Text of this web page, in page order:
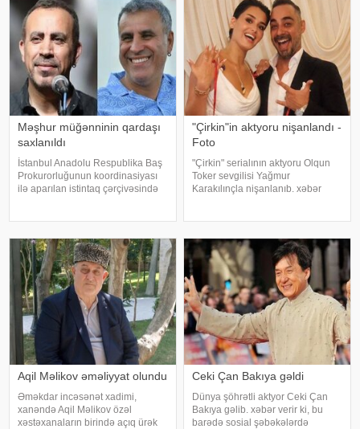
Məşhur müğənninin qardaşı
saxlanıldı
İstanbul Anadolu Respublika Baş
Prokurorluğunun koordinasiyası
ilə aparılan istintaq çərçivəsində
vaxtda həyata keçirilə
"Çirkin"in aktyoru nişanlandı -
Foto
"Çirkin" serialının aktyoru Olqun
Toker sevgilisi Yağmur
Karakılınçla nişanlanıb. xəbər
Polatoğulları və Mustaf
Aqil Məlikov əməliyyat olundu
Əməkdar incəsənət xadimi,
xanəndə Aqil Məlikov özəl
xəstəxanaların birində açıq ürək
Ceki Çan Bakıya gəldi
Dünya şöhrətli aktyor Ceki Çan
Bakıya gəlib. xəbər verir ki, bu
barədə sosial şəbəkələrdə